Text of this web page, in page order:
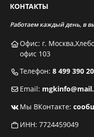
КОНТАКТЫ
Работаем каждый день, в
Офис: г.
офис 103
Телефон: 8 499 390
Email:
Мы ВКонтакте:
ИНН: 7724459049